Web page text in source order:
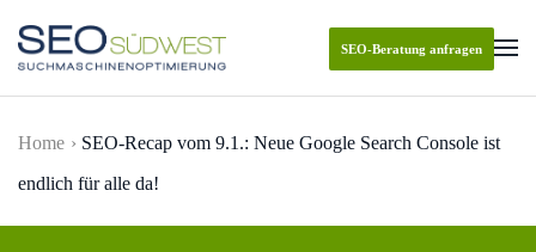
Skip to main content
SEO-Beratung anfragen
Home
SEO-Recap vom 9.1.: Neue Google Search Console ist
endlich für alle da!